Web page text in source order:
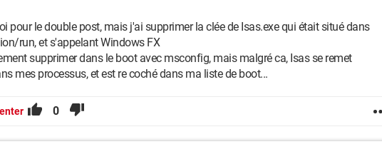
pour le double post, mais j'ai supprimer la clée de Isas.exe qui était situé dans
run, et s'appelant Windows FX
supprimer dans le boot avec msconfig, mais malgré ca, Isas se remet
mes processus, et est re coché dans ma liste de boot...
0